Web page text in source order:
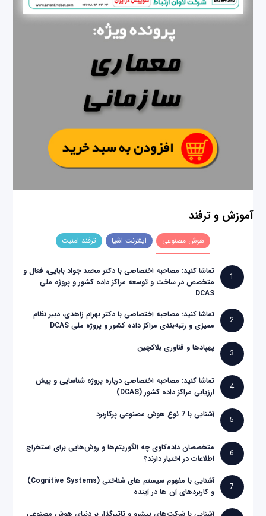
آموزش و ترفند
هوش مصنوعی اینترنت اشیا ترفند امنیت
1
تماشا کنید: مصاحبه اختصاصی با دکتر محمد جواد بابایی، فعال و
متخصص در ساخت و توسعه مراکز داده کشور و پروژه ملی
DCAS
2
تماشا کنید: مصاحبه اختصاصی با دکتر بهرام زاهدی، دبیر نظام
ممیزی و رتبه‌بندی مراکز داده کشور و پروژه ملی DCAS
3
پهپادها و فناوری بلاکچین
4
تماشا کنید: مصاحبه اختصاصی درباره پروژه شناسایی و پیش
ارزیابی مراکز داده کشور (DCAS)
5
آشنایی با 7 نوع هوش مصنوعی پرکاربرد
6
متخصصان داده‌کاوی چه الگوریتم‌ها و روش‌هایی برای استخراج
اطلاعات در اختیار دارند؟
7
آشنایی با مفهوم سیستم های شناختی (Cognitive Systems)
و کاربردهای آن ها در آینده